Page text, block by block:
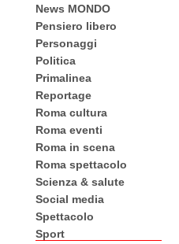
News MONDO
Pensiero libero
Personaggi
Politica
Primalinea
Reportage
Roma cultura
Roma eventi
Roma in scena
Roma spettacolo
Scienza & salute
Social media
Spettacolo
Sport